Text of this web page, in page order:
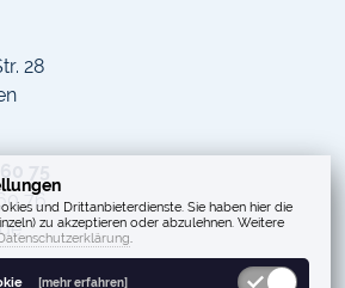
28
76und Drittanbieterdienste. Sie haben hier die
zu akzeptieren oder abzulehnen. Weitere
.
[mehr erfahren]